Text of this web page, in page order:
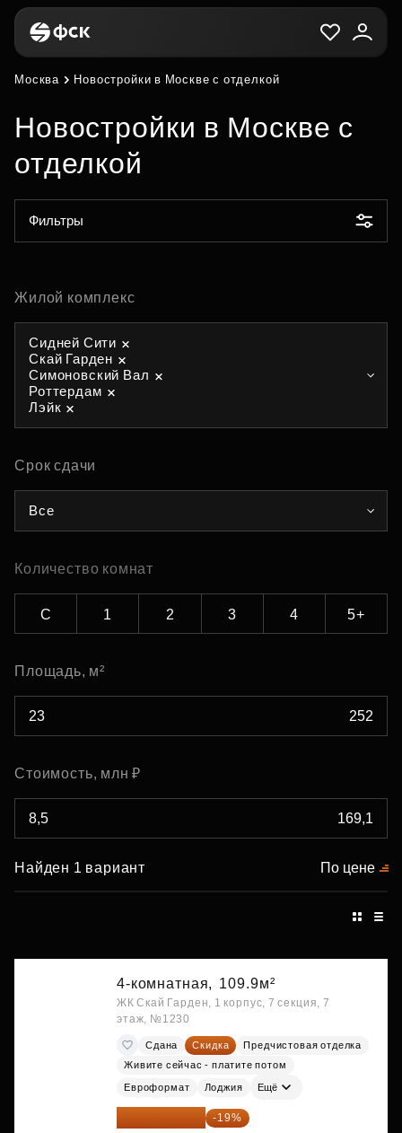
Москва Новостройки в Москве с отделкой
Новостройки в Москве с
отделкой
Фильтры
Жилой комплекс
Сидней Сити
Скай Гарден
Симоновский Вал
Роттердам
Лэйк
Срок сдачи
Все
Количество комнат
С 1 2 3 4 5+
Площадь, м²
Стоимость, млн ₽
Найден 1 вариант По цене
4-комнатная, 109.9м²
ЖК Скай Гарден, 1 корпус, 7 секция, 7
этаж, №1230
Сдана Скидка
Предчистовая отделка
Живите сейчас - платите потом
Евроформат Лоджия Ещё
39 533 338 ₽ -19%